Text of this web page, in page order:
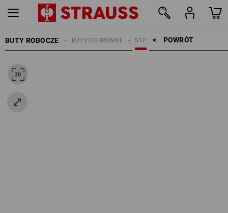
BUTY ROBOCZE POWRÓT    >
S1P
BUTY OCHRONNE